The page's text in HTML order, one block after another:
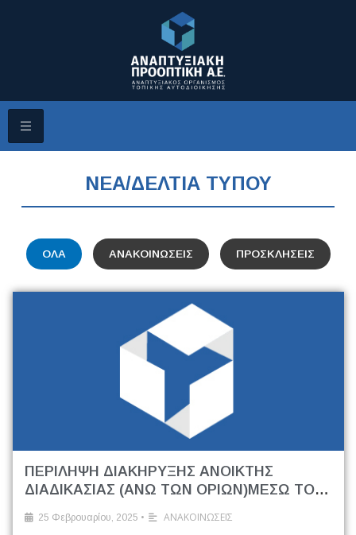
ΝΕΑ/ΔΕΛΤΙΑ ΤΥΠΟΥ
ΟΛΑ ΑΝΑΚΟΙΝΩΣΕΙΣ ΠΡΟΣΚΛΗΣΕΙΣ
ΠΕΡΙΛΗΨΗ ΔΙΑΚΗΡΥΞΗΣ ΑΝΟΙΚΤΗΣ
ΔΙΑΔΙΚΑΣΙΑΣ (ΑΝΩ ΤΩΝ ΟΡΙΩΝ)ΜΕΣΩ ΤΟΥ
ΔΗΜΟΣΙΩΝ ΣΥΜΒΑΣΕΩΝ (Ε.Σ.Η.ΔΗ.Σ)
25 Φεβρουαρίου, 2025 • ΑΝΑΚΟΙΝΩΣΕΙΣ